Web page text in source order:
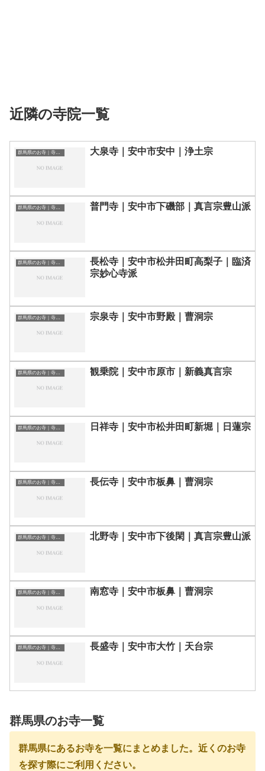
近隣の寺院一覧
群馬県のお寺｜寺院一覧 大泉寺｜安中市安中｜浄土宗
群馬県のお寺｜寺院一覧 普門寺｜安中市下磯部｜真言宗豊山派
群馬県のお寺｜寺院一覧
長松寺｜安中市松井田町高梨子｜臨済
宗妙心寺派
群馬県のお寺｜寺院一覧 宗泉寺｜安中市野殿｜曹洞宗
群馬県のお寺｜寺院一覧 観乗院｜安中市原市｜新義真言宗
群馬県のお寺｜寺院一覧 日祥寺｜安中市松井田町新堀｜日蓮宗
群馬県のお寺｜寺院一覧 長伝寺｜安中市板鼻｜曹洞宗
群馬県のお寺｜寺院一覧 北野寺｜安中市下後閑｜真言宗豊山派
群馬県のお寺｜寺院一覧 南窓寺｜安中市板鼻｜曹洞宗
群馬県のお寺｜寺院一覧 長盛寺｜安中市大竹｜天台宗
群馬県のお寺一覧
群馬県にあるお寺を一覧にまとめました。近くのお寺
を探す際にご利用ください。